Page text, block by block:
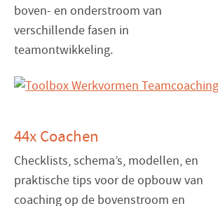
boven- en onderstroom van
verschillende fasen in
teamontwikkeling.
44x Coachen
Checklists, schema’s, modellen, en
praktische tips voor de opbouw van
coaching op de bovenstroom en